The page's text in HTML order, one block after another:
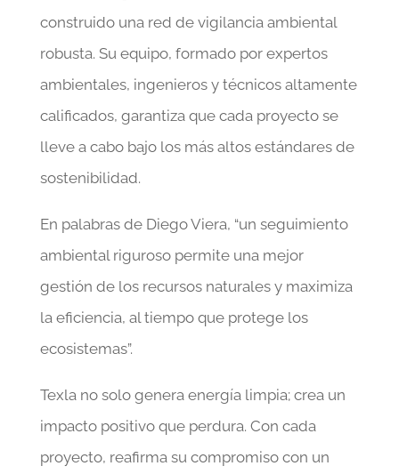
construido una red de vigilancia ambiental
robusta. Su equipo, formado por expertos
ambientales, ingenieros y técnicos altamente
calificados, garantiza que cada proyecto se
lleve a cabo bajo los más altos estándares de
sostenibilidad.
En palabras de Diego Viera, “un seguimiento
ambiental riguroso permite una mejor
gestión de los recursos naturales y maximiza
la eficiencia, al tiempo que protege los
ecosistemas”.
Texla no solo genera energía limpia; crea un
impacto positivo que perdura. Con cada
proyecto, reafirma su compromiso con un